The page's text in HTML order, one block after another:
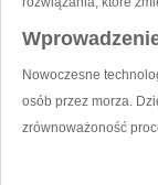
Nowoczesne
osób przez morza.
zrównoważoność